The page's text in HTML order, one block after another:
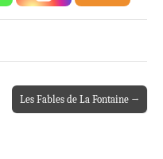
Les Fables de La Fontaine →